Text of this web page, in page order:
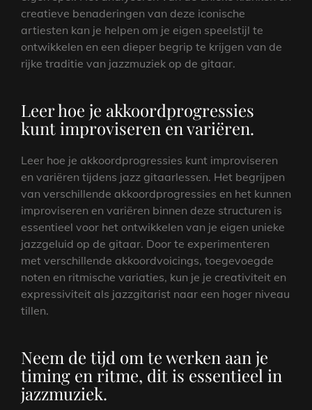
creatieve benaderingen van deze iconische
artiesten kan je helpen om je eigen speelstijl te
ontwikkelen en een dieper begrip te krijgen van de
rijke traditie van jazzmuziek op de gitaar.
Leer hoe je akkoordprogressies
kunt improviseren en variëren.
Leer hoe je akkoordprogressies kunt improviseren
en variëren tijdens jazz gitaarlessen. Het begrijpen
van verschillende akkoordprogressies en het kunnen
improviseren en variëren binnen deze structuren is
essentieel voor het ontwikkelen van je eigen unieke
jazzgeluid op de gitaar. Door te experimenteren
met verschillende akkoordvoicings, toegevoegde
noten en ritmische variaties, kun je je creativiteit en
expressiviteit als jazzgitarist naar een hoger niveau
tillen.
Neem de tijd om te werken aan je
timing en ritme, dit is essentieel in
jazzmuziek.